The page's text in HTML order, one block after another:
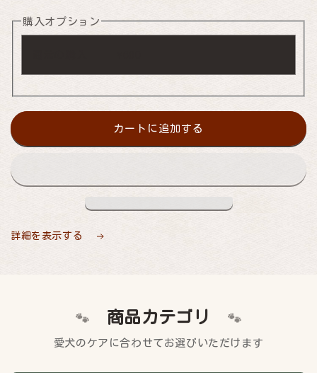
泉
の
を
ら
す
泉
の
を
や
す
購入オプション
カートに追加する
詳細を表示する
🐾 商品カテゴリ 🐾
愛犬のケアに合わせてお選びいただけます